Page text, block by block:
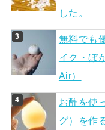
した。
無料でも
イク・ぼ
Air）
お酢を使
グ）を作